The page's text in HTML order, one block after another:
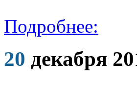
Подробнее:
20 декабря